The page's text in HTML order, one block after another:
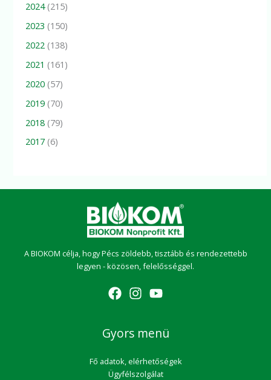
2024(215)
2023 (150)
2022 (138)
2021 (161)
2020 (57)
2019 (70)
2018 (79)
2017 (6)
A BIOKOM célja, hogy Pécs zöldebb, tisztább és rendezettebb
legyen - közösen, felelősséggel.
Gyors menü
Fő adatok, elérhetőségek
Ügyfélszolgálat